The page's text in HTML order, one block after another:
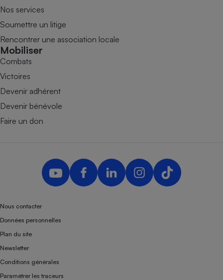
Nos services
Soumettre un litige
Rencontrer une association locale
Mobiliser
Combats
Victoires
Devenir adhérent
Devenir bénévole
Faire un don
Nous contacter
Données personnelles
Plan du site
Newsletter
Conditions générales
Paramétrer les traceurs